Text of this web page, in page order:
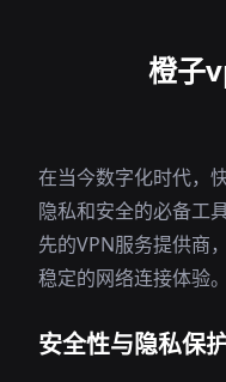
橙子
在当今数字化时代，
隐私和安全的必备工
先的VPN服务提供商
稳定的网络连接体验。
安全性与隐私保